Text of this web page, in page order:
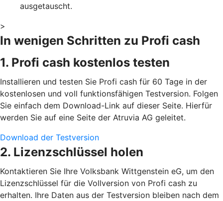
ausgetauscht.
>
In wenigen Schritten zu Profi cash
1. Profi cash kostenlos testen
Installieren und testen Sie Profi cash für 60 Tage in der
kostenlosen und voll funktionsfähigen Testversion. Folgen
Sie einfach dem Download-Link auf dieser Seite. Hierfür
werden Sie auf eine Seite der Atruvia AG geleitet.
Download der Testversion
2. Lizenzschlüssel holen
Kontaktieren Sie Ihre Volksbank Wittgenstein eG, um den
Lizenzschlüssel für die Vollversion von Profi cash zu
erhalten. Ihre Daten aus der Testversion bleiben nach dem